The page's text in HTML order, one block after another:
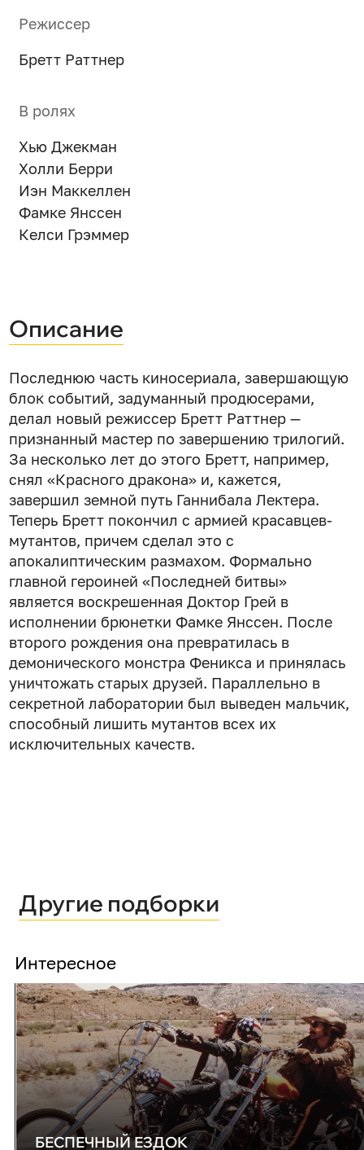
Режиссер
Бретт Раттнер
В ролях
Хью Джекман
Холли Берри
Иэн Маккеллен
Фамке Янссен
Келси Грэммер
Описание
Последнюю часть киносериала, завершающую
блок событий, задуманный продюсерами,
делал новый режиссер Бретт Раттнер —
признанный мастер по завершению трилогий.
За несколько лет до этого Бретт, например,
снял «Красного дракона» и, кажется,
завершил земной путь Ганнибала Лектера.
Теперь Бретт покончил с армией красавцев-
мутантов, причем сделал это с
апокалиптическим размахом. Формально
главной героиней «Последней битвы»
является воскрешенная Доктор Грей в
исполнении брюнетки Фамке Янссен. После
второго рождения она превратилась в
демонического монстра Феникса и принялась
уничтожать старых друзей. Параллельно в
секретной лаборатории был выведен мальчик,
способный лишить мутантов всех их
исключительных качеств.
Другие подборки
Интересное
БЕСПЕЧНЫЙ ЕЗДОК